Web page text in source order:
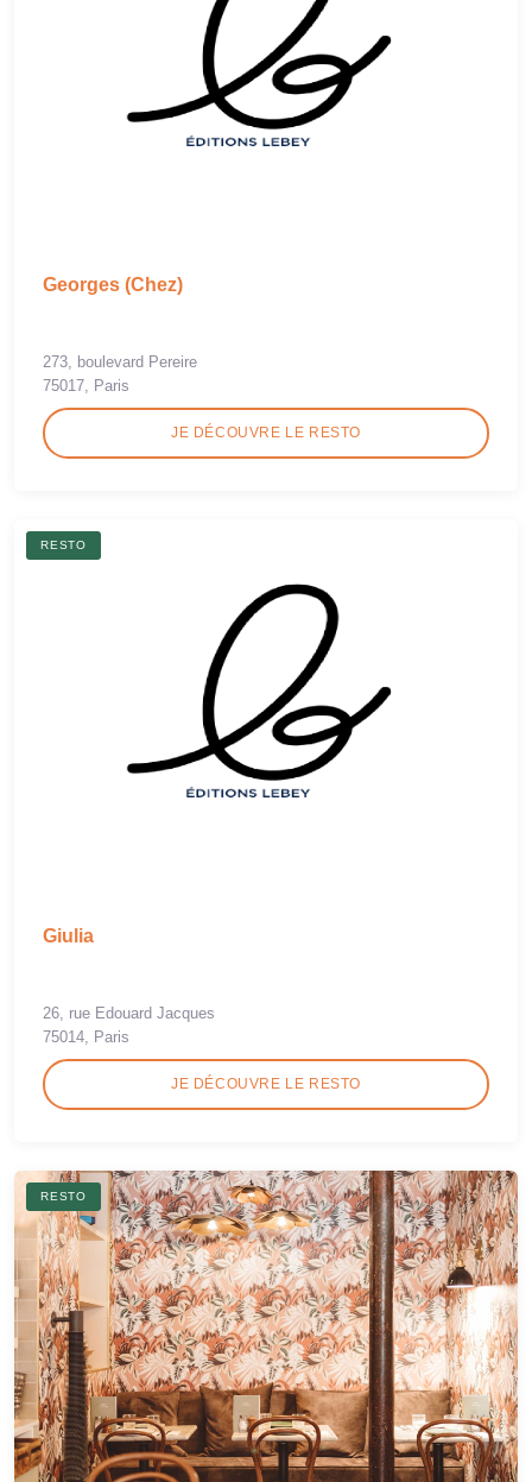
Georges (Chez)
273, boulevard Pereire
75017, Paris
JE DÉCOUVRE LE RESTO
RESTO
Giulia
26, rue Edouard Jacques
75014, Paris
JE DÉCOUVRE LE RESTO
RESTO